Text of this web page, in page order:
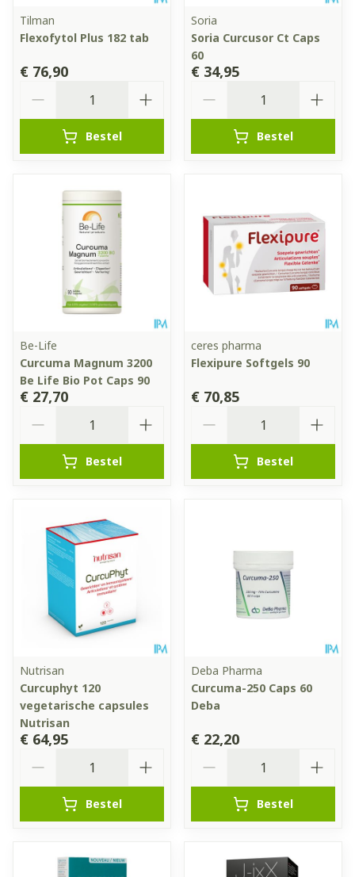
Tilman
Flexofytol Plus 182 tab
€ 76,90
Bestel
Soria
Soria Curcusor Ct Caps
60
€ 34,95
Bestel
Be-Life
Curcuma Magnum 3200
Be Life Bio Pot Caps 90
€ 27,70
Bestel
ceres pharma
Flexipure Softgels 90
€ 70,85
Bestel
Nutrisan
Curcuphyt 120
vegetarische capsules
Nutrisan
€ 64,95
Bestel
Deba Pharma
Curcuma-250 Caps 60
Deba
€ 22,20
Bestel